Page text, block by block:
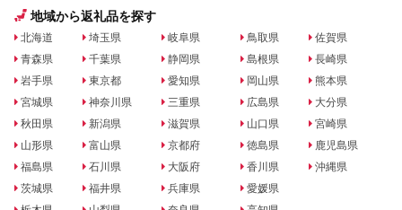
地域から返礼品を探す
北海道
青森県
岩手県
宮城県
秋田県
山形県
福島県
茨城県
埼玉県
千葉県
東京都
神奈川県
新潟県
富山県
石川県
福井県
岐阜県
静岡県
愛知県
三重県
滋賀県
京都府
大阪府
兵庫県
鳥取県
島根県
岡山県
広島県
山口県
徳島県
香川県
愛媛県
佐賀県
長崎県
熊本県
大分県
宮崎県
鹿児島県
沖縄県